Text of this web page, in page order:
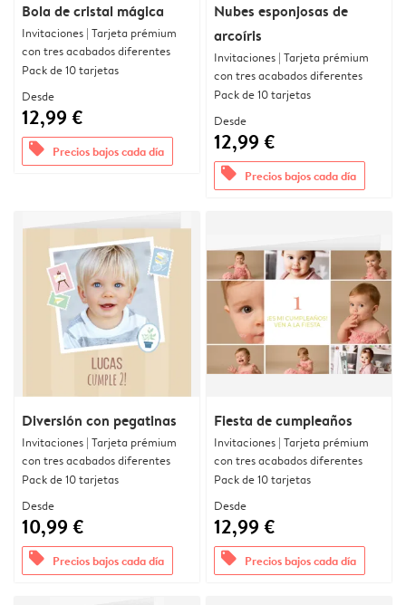
Bola de cristal mágica
Invitaciones | Tarjeta prémium
con tres acabados diferentes
Pack de 10 tarjetas
Desde
12,99 €
offers Precios bajos cada día
Nubes esponjosas de
arcoíris
Invitaciones | Tarjeta prémium
con tres acabados diferentes
Pack de 10 tarjetas
Desde
12,99 €
offers Precios bajos cada día
Diversión con pegatinas
Invitaciones | Tarjeta prémium
con tres acabados diferentes
Pack de 10 tarjetas
Desde
10,99 €
offers Precios bajos cada día
Fiesta de cumpleaños
Invitaciones | Tarjeta prémium
con tres acabados diferentes
Pack de 10 tarjetas
Desde
12,99 €
offers Precios bajos cada día